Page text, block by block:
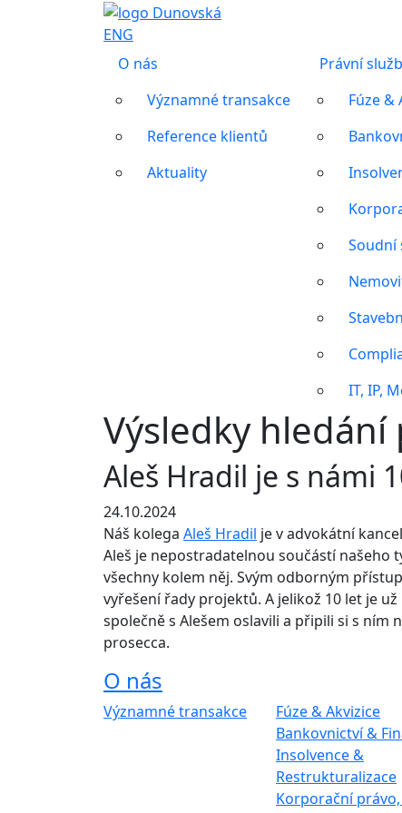
ENG
O nás
Významné transakce
Reference klientů
Aktuality
Právní
Fúze &
Soudní
IT, IP,
Výsledky hledání
Aleš Hradil je s námi
24.10.2024
Náš kolega Aleš Hradil je v advokátní
Aleš je nepostradatelnou součástí našeho
všechny kolem něj. Svým odborným
vyřešení řady projektů. A jelikož 10 let je
společně s Alešem oslavili a připili si s ním
prosecca.
O nás
Významné transakce
Fúze & Akvizice
Bankovnictví &
Insolvence &
Restrukturalizace
Korporační